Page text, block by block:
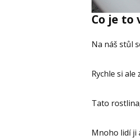
Co je to
Na náš stůl
Rychle si
Tato
Mnoho lidí ji